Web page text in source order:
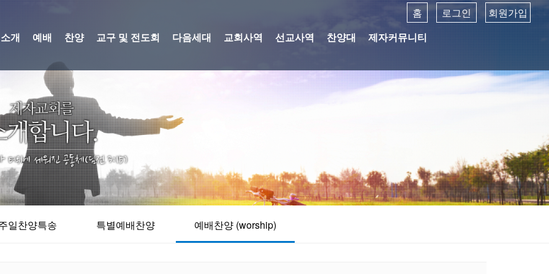
홈 로그인
회원가입
개
예배 찬양 교구 및 전도회 다음세대 교회사역 선교사역 찬양대 제자커뮤니티
일찬양특송 특별예배찬양 예배찬양 (worship)